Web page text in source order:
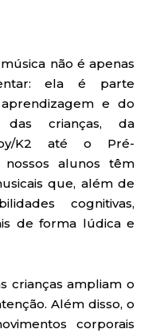
não é apenas
ela é parte
e do
das crianças, da
K2 até o Pré-
nossos alunos têm
que, além de
cognitivas,
de forma lúdica e
crianças ampliam o
Além disso, o
corporais